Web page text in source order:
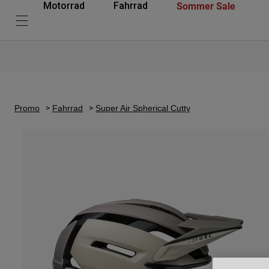
Motorrad Fahrrad Sommer Sale
Promo Fahrrad Super Air Spherical Cutty